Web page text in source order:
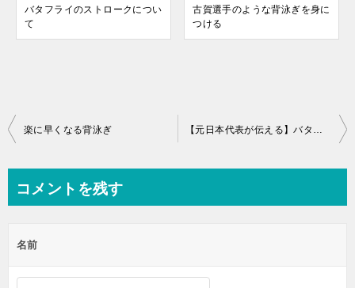
バタフライのストロークについ
て
古賀選手のような背泳ぎを身に
つける
投
ビ
ー
シ
楽に早くなる背泳ぎ 【元日本代表が伝える】バタフライ リカバリーのコツ！
コメントを残す
名前